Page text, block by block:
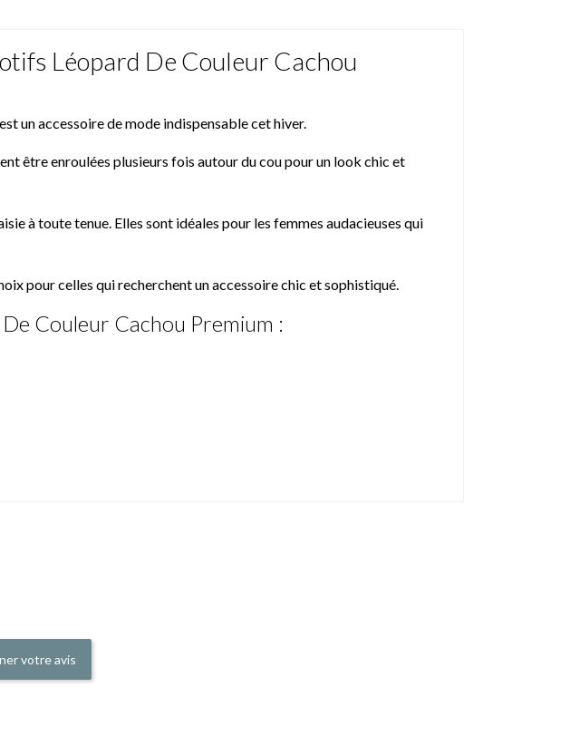
Léopard De Couleur Cachou
un accessoire de mode indispensable cet hiver.
être enroulées plusieurs fois autour du cou pour un look chic et
à toute tenue. Elles sont idéales pour les femmes audacieuses qui
pour celles qui recherchent un accessoire chic et sophistiqué.
Couleur Cachou Premium :
votre avis